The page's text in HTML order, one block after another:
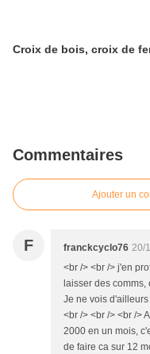
Croix de bois, croix de
Commentaires
Ajouter un
F franckcyclo76 20/
<br /> <br /> j'en
laisser des
Je ne vois
<br /> <br /> <br />
2000 en un mois,
de faire ca sur 12